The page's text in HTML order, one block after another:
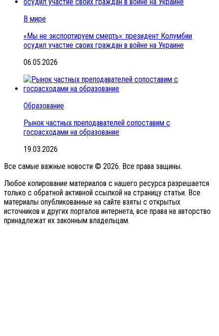
В мире
«Мы не экспортируем смерть»: президент Колумбии
осудил участие своих граждан в войне на Украине
06.05.2026
Образование
Рынок частных преподавателей сопоставим с
госрасходами на образование
19.03.2026
Все самые важные новости © 2026. Все права защины.
Любое копирование материалов с нашего ресурса разрешается
только с обратной активной ссылкой на страницу статьи. Все
материалы опубликованные на сайте взяты с открытых
источников и других порталов интернета, все права на авторство
принадлежат их законным владельцам.